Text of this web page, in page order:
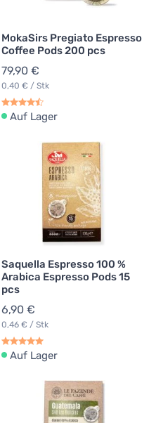
MokaSirs Pregiato Espresso
Coffee Pods 200 pcs
79,90 €
0,40 € / Stk
Auf Lager
Saquella Espresso 100 %
Arabica Espresso Pods 15
pcs
6,90 €
0,46 € / Stk
Auf Lager